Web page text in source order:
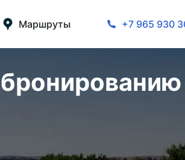
Маршруты +7 965 930